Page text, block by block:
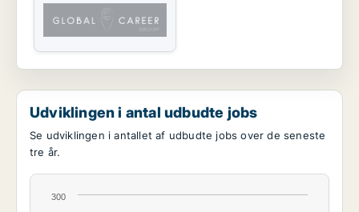
Udviklingen i antal udbudte jobs
Se udviklingen i antallet af udbudte jobs over de seneste
tre år.
300